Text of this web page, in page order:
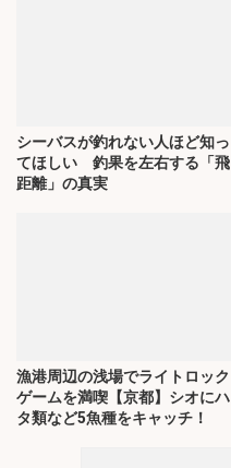
シーバスが釣れない人ほど知っ
てほしい 釣果を左右する「飛
距離」の真実
漁港周辺の浅場でライトロック
ゲームを満喫【京都】シオにハ
タ類など5魚種をキャッチ！